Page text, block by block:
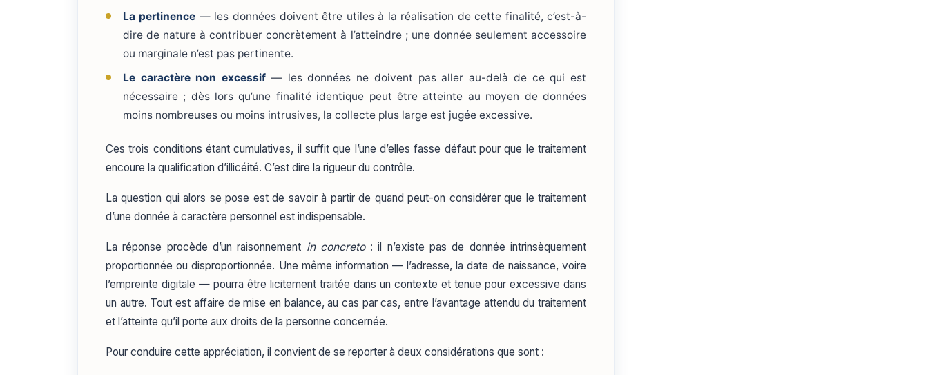
La pertinence — les données doivent être utiles à la réalisation de cette finalité, c’est-à-
dire de nature à contribuer concrètement à l’atteindre ; une donnée seulement accessoire
ou marginale n’est pas pertinente.
Le caractère non excessif — les données ne doivent pas aller au-delà de ce qui est
nécessaire ; dès lors qu’une finalité identique peut être atteinte au moyen de données
moins nombreuses ou moins intrusives, la collecte plus large est jugée excessive.
Ces trois conditions étant cumulatives, il suffit que l’une d’elles fasse défaut pour que le traitement
encoure la qualification d’illicéité. C’est dire la rigueur du contrôle.
La question qui alors se pose est de savoir à partir de quand peut-on considérer que le traitement
d’une donnée à caractère personnel est indispensable.
La réponse procède d’un raisonnement in concreto: il n’existe pas de donnée intrinsèquement
proportionnée ou disproportionnée. Une même information — l’adresse, la date de naissance, voire
l’empreinte digitale — pourra être licitement traitée dans un contexte et tenue pour excessive dans
un autre. Tout est affaire de mise en balance, au cas par cas, entre l’avantage attendu du traitement
et l’atteinte qu’il porte aux droits de la personne concernée.
Pour conduire cette appréciation, il convient de se reporter à deux considérations que sont :